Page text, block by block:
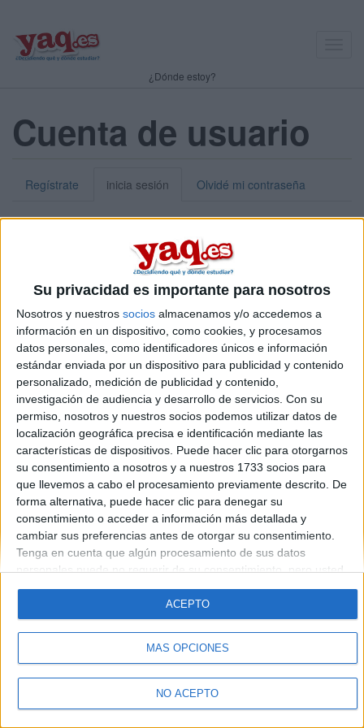
Su privacidad es importante para nosotros
Nosotros y nuestros socios almacenamos y/o accedemos a
información en un dispositivo, como cookies, y procesamos
datos personales, como identificadores únicos e información
estándar enviada por un dispositivo para publicidad y contenido
personalizado, medición de publicidad y contenido,
investigación de audiencia y desarrollo de servicios. Con su
permiso, nosotros y nuestros socios podemos utilizar datos de
localización geográfica precisa e identificación mediante las
características de dispositivos. Puede hacer clic para otorgarnos
su consentimiento a nosotros y a nuestros 1733 socios para
que llevemos a cabo el procesamiento previamente descrito. De
forma alternativa, puede hacer clic para denegar su
consentimiento o acceder a información más detallada y
cambiar sus preferencias antes de otorgar su consentimiento.
Tenga en cuenta que algún procesamiento de sus datos
personales puede no requerir de su consentimiento, pero usted
tiene el derecho de rechazar tal procesamiento. Sus
preferencias se aplicarán solo a este sitio web. Puede cambiar
sus preferencias o retirar su consentimiento en cualquier
momento volviendo a este sitio y haciendo clic en el botón
"Privacidad" en la parte inferior de la página web.
MÁS OPCIONES
NO ACEPTO
ACEPTO
¿Dónde estoy?
Cuenta de usuario
Regístrate inicia sesión Olvidé mi contraseña
Puedes iniciar sesión introduciendo tu nombre de usuario o tu
dirección de correo electrónico.
Contraseña:*
Introduce la contraseña que acompaña a tu nombre de usuario
Quiénes somos|Contactar |Anúnciate
Aviso legal|Politica de privacidad|Condiciones generales
de cookies
© 2003-2026Compás Mediterráneo S.L.- Diego de León 47 - 28006
Madrid [ESPAÑA] - Tel. +34 91 593 2767